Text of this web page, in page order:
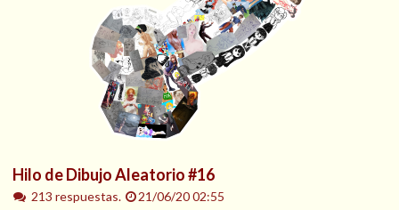
Hilo de Dibujo Aleatorio #16
213 respuestas.
21/06/20 02:55